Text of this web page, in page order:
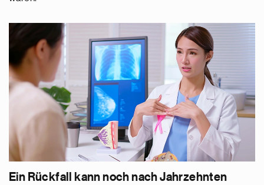
Ein Rückfall kann noch nach Jahrzehnten